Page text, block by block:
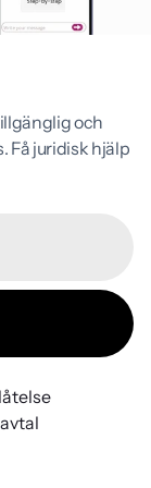
och
Få juridisk hjälp